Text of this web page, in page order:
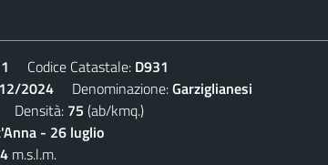
Codice Catastale: D931
2024 Denominazione:Garziglianesi
Densità: 75 (ab/kmq.)
- 26 luglio
m.s.l.m.